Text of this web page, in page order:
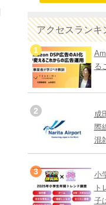
アクセスランキ
る
成
際
混
小
ト
子